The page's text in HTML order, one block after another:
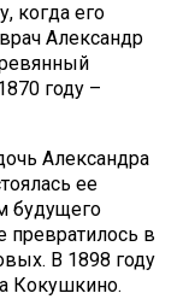
когда его
Александр
году –
Александра
ее
будущего
превратилось в
В 1898 году
Кокушкино.